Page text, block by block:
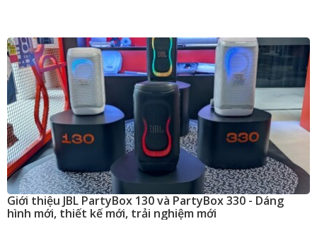
Giới thiệu JBL PartyBox 130 và PartyBox 330 - Dáng
hình mới, thiết kế mới, trải nghiệm mới